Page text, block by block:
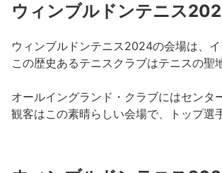
ウィンブルドンテニス
ウィンブルドンテニス2024の会場は、
この歴史あるテニスクラブはテニスの聖
オールイングランド・クラブにはセンタ
観客はこの素晴らしい会場で、トップ選